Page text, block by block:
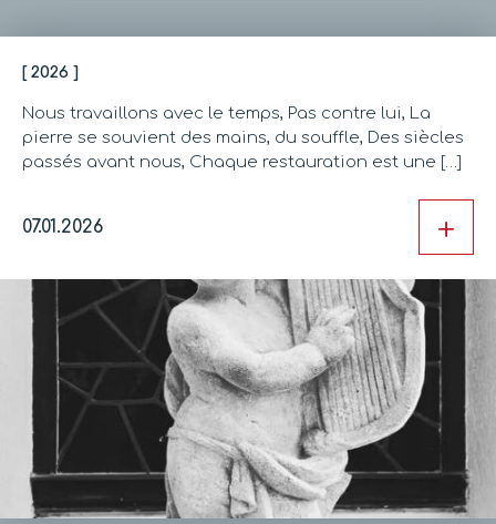
[ 2026 ]
Nous travaillons avec le temps, Pas contre lui, La
pierre se souvient des mains, du souffle, Des siècles
passés avant nous, Chaque restauration est une […]
07.01.2026 +